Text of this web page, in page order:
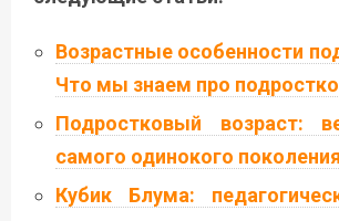
Возрастные особенности
Что мы знаем про
Подростковый возраст:
самого одинокого поколения
Кубик Блума: